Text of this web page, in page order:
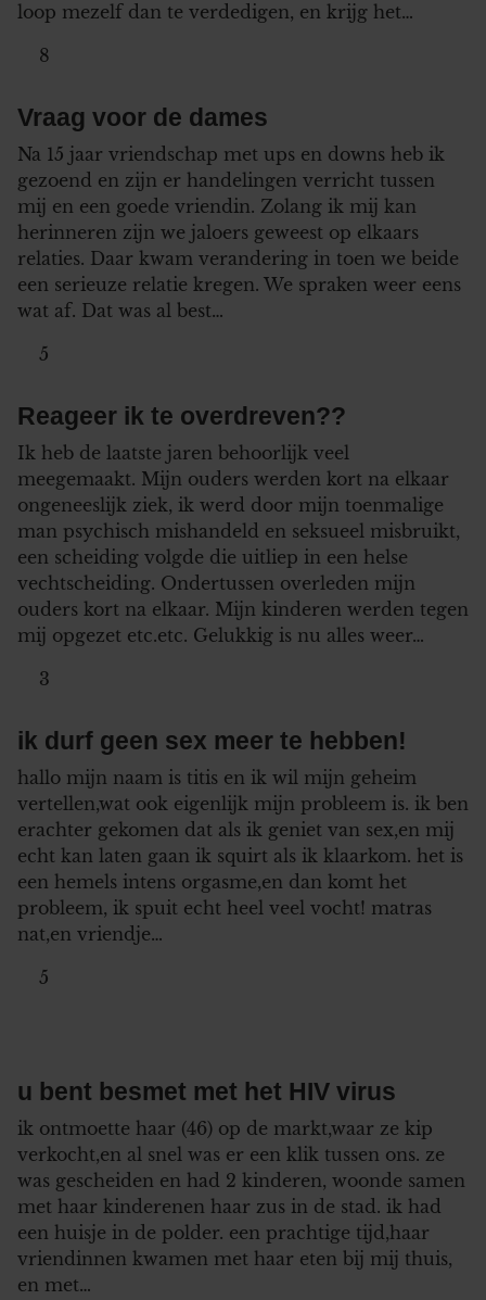
loop mezelf dan te verdedigen, en krijg het…
8
Vraag voor de dames
Na 15 jaar vriendschap met ups en downs heb ik
gezoend en zijn er handelingen verricht tussen
mij en een goede vriendin. Zolang ik mij kan
herinneren zijn we jaloers geweest op elkaars
relaties. Daar kwam verandering in toen we beide
een serieuze relatie kregen. We spraken weer eens
wat af. Dat was al best…
5
Reageer ik te overdreven??
Ik heb de laatste jaren behoorlijk veel
meegemaakt. Mijn ouders werden kort na elkaar
ongeneeslijk ziek, ik werd door mijn toenmalige
man psychisch mishandeld en seksueel misbruikt,
een scheiding volgde die uitliep in een helse
vechtscheiding. Ondertussen overleden mijn
ouders kort na elkaar. Mijn kinderen werden tegen
mij opgezet etc.etc. Gelukkig is nu alles weer…
3
ik durf geen sex meer te hebben!
hallo mijn naam is titis en ik wil mijn geheim
vertellen,wat ook eigenlijk mijn probleem is. ik ben
erachter gekomen dat als ik geniet van sex,en mij
echt kan laten gaan ik squirt als ik klaarkom. het is
een hemels intens orgasme,en dan komt het
probleem, ik spuit echt heel veel vocht! matras
nat,en vriendje…
5
u bent besmet met het HIV virus
ik ontmoette haar (46) op de markt,waar ze kip
verkocht,en al snel was er een klik tussen ons. ze
was gescheiden en had 2 kinderen, woonde samen
met haar kinderenen haar zus in de stad. ik had
een huisje in de polder. een prachtige tijd,haar
vriendinnen kwamen met haar eten bij mij thuis,
en met…